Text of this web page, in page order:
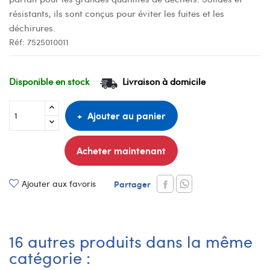
résistants, ils sont conçus pour éviter les fuites et les
déchirures.
Réf: 7525010011
Disponible en stock Livraison à domicile
Ajouter au panier
Acheter maintenant
Ajouter aux favoris Partager
16 autres produits dans la même
catégorie :